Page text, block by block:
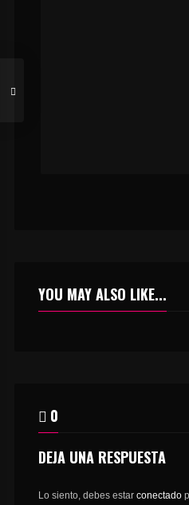
YOU MAY ALSO LIKE...
0
DEJA UNA RESPUESTA
Lo siento, debes estar conectado